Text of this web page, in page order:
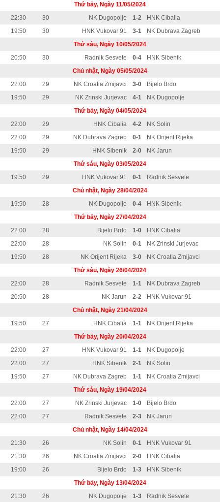
Thứ bảy, Ngày 11/05/2024
22:30
30 NK Dugopolje 1-2
HNK Cibalia
19:50
30 HNK Vukovar 91 3-1
NK Dubrava Zagreb
Thứ sáu, Ngày 10/05/2024
20:50
30 Radnik Sesvete 0-4
HNK Sibenik
Chủ nhật, Ngày 05/05/2024
22:00
29 NK Croatia Zmijavci 3-0
Bijelo Brdo
19:50
29 NK Zrinski Jurjevac 4-1
NK Dugopolje
Thứ bảy, Ngày 04/05/2024
22:00
29 HNK Cibalia 4-2
NK Solin
22:00
29 NK Dubrava Zagreb 0-1
NK Orijent Rijeka
19:50
29 HNK Sibenik 2-0
NK Jarun
Thứ sáu, Ngày 03/05/2024
19:50
29 HNK Vukovar 91 0-1
Radnik Sesvete
Chủ nhật, Ngày 28/04/2024
19:50
28 NK Dugopolje 0-4
HNK Sibenik
Thứ bảy, Ngày 27/04/2024
22:00
28 Bijelo Brdo 1-0
HNK Cibalia
22:00
28 NK Solin 0-1
NK Zrinski Jurjevac
19:50
28 NK Orijent Rijeka 3-0
NK Croatia Zmijavci
Thứ sáu, Ngày 26/04/2024
22:00
28 Radnik Sesvete 1-1
NK Dubrava Zagreb
20:50
28 NK Jarun 2-2
HNK Vukovar 91
Chủ nhật, Ngày 21/04/2024
19:50
27 HNK Cibalia 1-1
NK Orijent Rijeka
Thứ bảy, Ngày 20/04/2024
22:00
27 HNK Vukovar 91 1-1
NK Dugopolje
22:00
27 HNK Sibenik 2-1
NK Solin
19:50
27 NK Dubrava Zagreb 1-1
NK Croatia Zmijavci
Thứ sáu, Ngày 19/04/2024
22:00
27 NK Zrinski Jurjevac 1-0
Bijelo Brdo
22:00
27 Radnik Sesvete 2-3
NK Jarun
Chủ nhật, Ngày 14/04/2024
21:30
26 NK Solin 0-1
HNK Vukovar 91
21:30
26 NK Croatia Zmijavci 2-0
HNK Cibalia
19:00
26 Bijelo Brdo 1-3
HNK Sibenik
Thứ bảy, Ngày 13/04/2024
21:30
26 NK Dugopolje 1-3 Radnik Sesvete